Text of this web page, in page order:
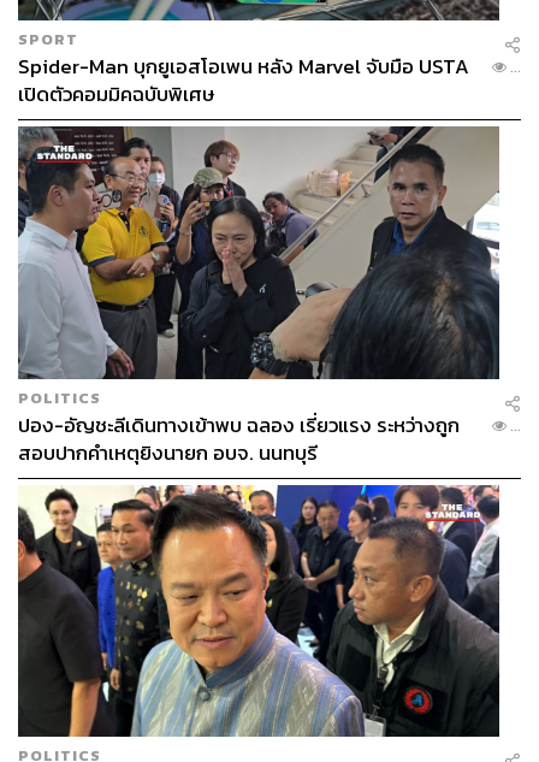
SPORT
Spider-Man บุกยูเอสโอเพน หลัง Marvel จับมือ USTA
เปิดตัวคอมมิคฉบับพิเศษ
...
POLITICS
ปอง-อัญชะลีเดินทางเข้าพบ ฉลอง เรี่ยวแรง ระหว่างถูก
สอบปากคำเหตุยิงนายก อบจ. นนทบุรี
...
POLITICS